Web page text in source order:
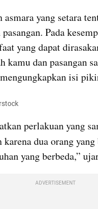
asmara yang setara
Pada
yang dapat
kamu dan pasangan
isi
perlakuan yang
dua orang
yang berbeda,”
ADVERTISEMENT